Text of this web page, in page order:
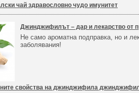
чай здравословно чудо имунитет
Джинджифилът – дар и лекарство от
Не само ароматна подправка, но и
заболявания!
свойства на джинджифила